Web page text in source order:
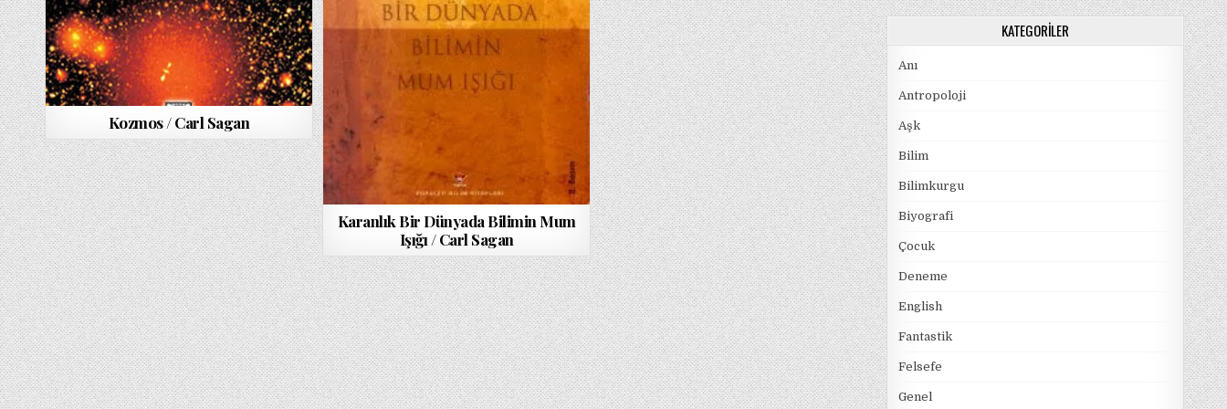
Kozmos / Carl Sagan
Karanlık Bir Dünyada Bilimin Mum
Işığı / Carl Sagan
KATEGORILER
Anı
Antropoloji
Aşk
Bilim
Bilimkurgu
Biyografi
Çocuk
Deneme
English
Fantastik
Felsefe
Genel